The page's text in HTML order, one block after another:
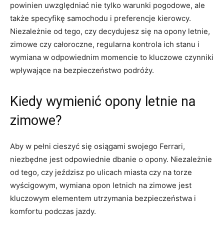
⁤powinien uwzględniać nie tylko warunki pogodowe, ale ​
także specyfikę samochodu⁢ i preferencje kierowcy.
Niezależnie od tego, czy decydujesz ⁣się ⁤na opony letnie,
zimowe‍ czy całoroczne,‌ regularna kontrola ‍ich stanu i
wymiana w odpowiednim momencie to kluczowe czynniki
wpływające na bezpieczeństwo podróży.
Kiedy⁢ wymienić opony letnie na
zimowe?
Aby‍ w pełni cieszyć się osiągami swojego Ferrari,
niezbędne jest odpowiednie​ dbanie o opony. Niezależnie
od tego, czy jeździsz po ulicach miasta czy na⁣ torze
wyścigowym, wymiana opon letnich na zimowe jest
kluczowym elementem utrzymania bezpieczeństwa i ​
komfortu podczas jazdy.